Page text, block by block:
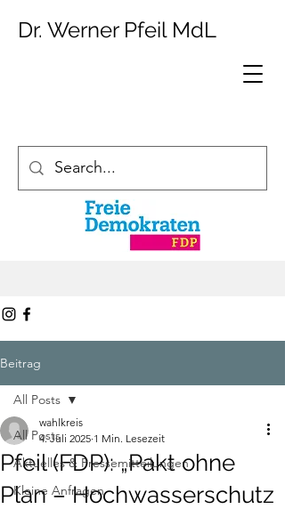
Dr. Werner Pfeil MdL
Beitrag
All Posts
Aktuelles & Pressemitteilungen
Kleine Anfragen
All Posts
Pfeil (FDP): „Pakt ohne
Plan – Hochwasserschutz
wahlkreis
4. Juli 2025 1 Min. Lesezeit